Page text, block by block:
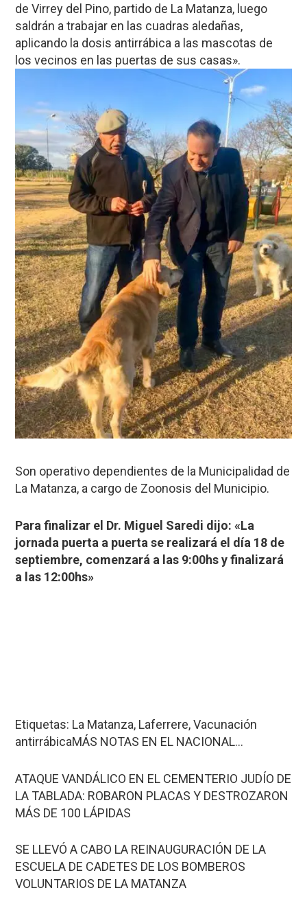
de Virrey del Pino, partido de La Matanza, luego
saldrán a trabajar en las cuadras aledañas,
aplicando la dosis antirrábica a las mascotas de
los vecinos en las puertas de sus casas».
Son operativo dependientes de la Municipalidad de
La Matanza, a cargo de Zoonosis del Municipio.
Para finalizar el Dr. Miguel Saredi dijo: «La
jornada puerta a puerta se realizará el día 18 de
septiembre, comenzará a las 9:00hs y finalizará
a las 12:00hs»
Etiquetas: La Matanza, Laferrere, Vacunación
antirrábicaMÁS NOTAS EN EL NACIONAL…
ATAQUE VANDÁLICO EN EL CEMENTERIO JUDÍO DE
LA TABLADA: ROBARON PLACAS Y DESTROZARON
MÁS DE 100 LÁPIDAS
SE LLEVÓ A CABO LA REINAUGURACIÓN DE LA
ESCUELA DE CADETES DE LOS BOMBEROS
VOLUNTARIOS DE LA MATANZA